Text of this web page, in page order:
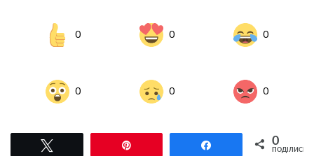
0 0 0
0 0 0
Поділитися0
ПОДІЛИСЬ